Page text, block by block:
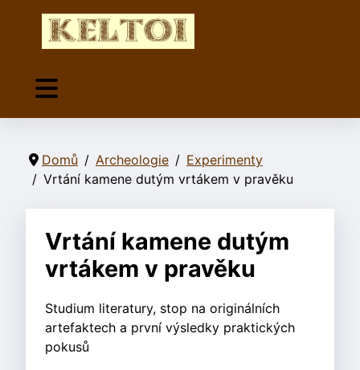
Domů Archeologie
Experimenty
Vrtání kamene dutým vrtákem v pravěku
Vrtání kamene dutým
vrtákem v pravěku
Studium literatury, stop na originálních
artefaktech a první výsledky praktických
pokusů